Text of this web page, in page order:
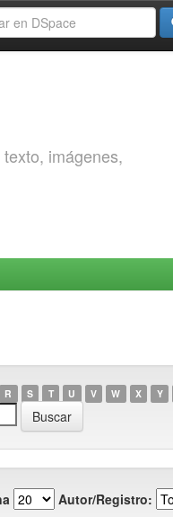
imágenes,
R S T U V W X Y
Autor/Registro: